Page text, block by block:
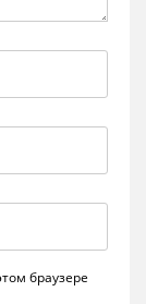
браузере